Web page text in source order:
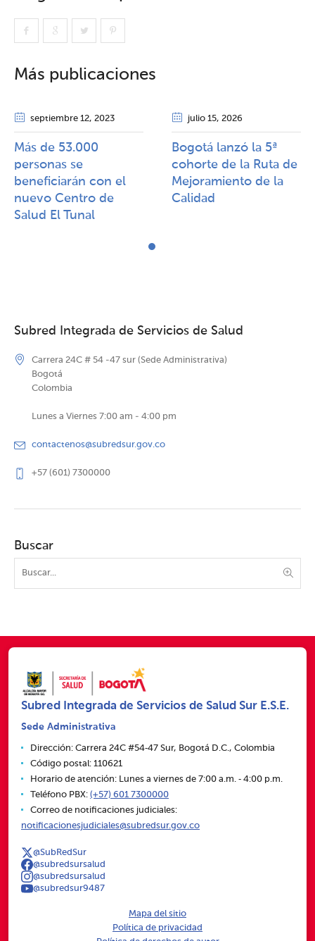
Más publicaciones
septiembre 12, 2023
Más de 53.000
personas se
beneficiarán con el
nuevo Centro de
Salud El Tunal
julio 15, 2026
Bogotá lanzó la 5ª
cohorte de la Ruta de
Mejoramiento de la
Calidad​​
Subred Integrada de Servicios de Salud
Carrera 24C # 54 -47 sur (Sede Administrativa)
Bogotá
Colombia
Lunes a Viernes 7:00 am - 4:00 pm
contactenos@subredsur.gov.co
+57 (601) 7300000
Buscar
Subred Integrada de Servicios de Salud Sur E.S.E.
Sede Administrativa
Dirección: Carrera 24C #54‑47 Sur, Bogotá D.C., Colombia
Código postal: 110621
Horario de atención: Lunes a viernes de 7:00 a.m. ‑ 4:00 p.m.
Teléfono PBX: (+57) 601 7300000
Correo de notificaciones judiciales:
notificacionesjudiciales@subredsur.gov.co
@SubRedSur
@subredsursalud
@subredsursalud
@subredsur9487
Mapa del sitio
Política de privacidad